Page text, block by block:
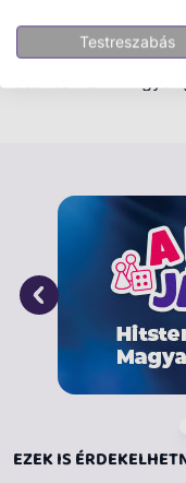
madzagokat,
magában, amikből
tudod felfűzni a
ajándékkal. A
csomagolási
EZEK IS
Testreszabás